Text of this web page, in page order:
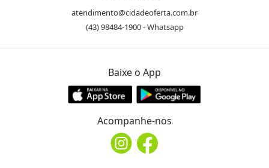
atendimento@cidadeoferta.com.br
(43) 98484-1900 - Whatsapp
Baixe o App
Acompanhe-nos